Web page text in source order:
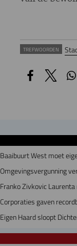
TREFWOORDEN
Baaibuurt West moet
Omgevingsvergunning
Franko Zivkovic Laurenta
Corporaties gaven
Eigen Haard sloopt